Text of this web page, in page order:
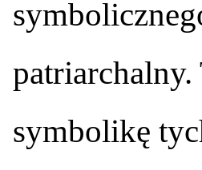
symbolikę